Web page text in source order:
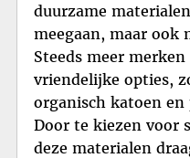
duurzame
meegaan, maar
Steeds meer
vriendelijke opties,
organisch katoen
Door te kiezen voor
deze materialen